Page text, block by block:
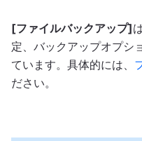
[ファイルバックアップ]
定、バックアップオプシ
ています。具体的には、
ださい。